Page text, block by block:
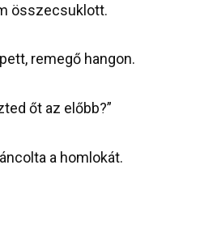
összecsuklott.
remegő hangon.
őt az előbb?”
a homlokát.